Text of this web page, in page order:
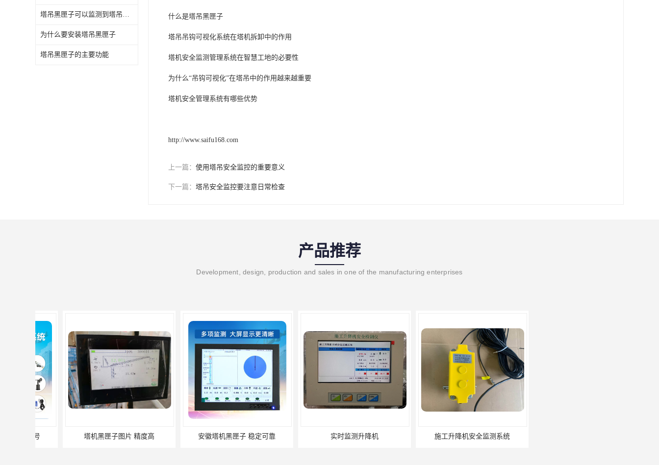
塔吊黑匣子可以监测到塔吊发生哪些故障
为什么要安装塔吊黑匣子
塔吊黑匣子的主要功能
什么是塔吊黑匣子
塔吊吊钩可视化系统在塔机拆卸中的作用
塔机安全监测管理系统在智慧工地的必要性
为什么“吊钩可视化”在塔吊中的作用越来越重要
塔机安全管理系统有哪些优势
http://www.saifu168.com
上一篇： 使用塔吊安全监控的重要意义
下一篇： 塔吊安全监控要注意日常检查
产品推荐
Development, design, production and sales in one of the manufacturing enterprises
塔机黑匣子图片 精度高 安徽塔机黑匣子 稳定可靠 实时监测升降机 施工升降机安全监测系统